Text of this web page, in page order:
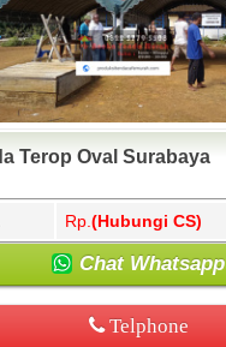
Terop Oval Surabaya
Rp. (Hubungi CS)
Chat Whatsapp
Telphone